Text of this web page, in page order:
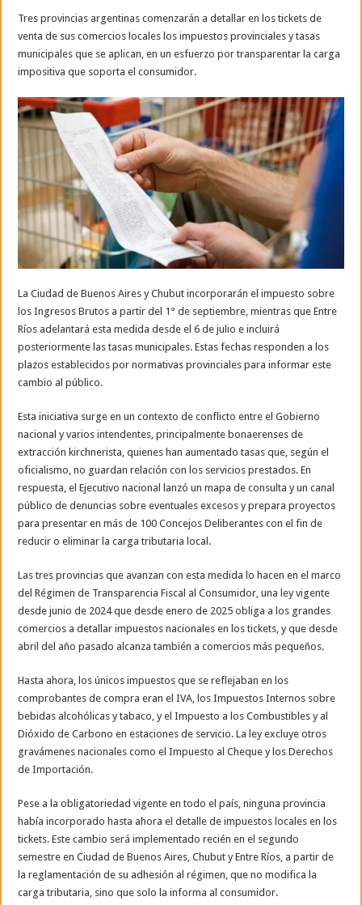
Tres provincias argentinas comenzarán a detallar en los tickets de
venta de sus comercios locales los impuestos provinciales y tasas
municipales que se aplican, en un esfuerzo por transparentar la carga
impositiva que soporta el consumidor.
La Ciudad de Buenos Aires y Chubut incorporarán el impuesto sobre
los Ingresos Brutos a partir del 1° de septiembre, mientras que Entre
Ríos adelantará esta medida desde el 6 de julio e incluirá
posteriormente las tasas municipales. Estas fechas responden a los
plazos establecidos por normativas provinciales para informar este
cambio al público.
Esta iniciativa surge en un contexto de conflicto entre el Gobierno
nacional y varios intendentes, principalmente bonaerenses de
extracción kirchnerista, quienes han aumentado tasas que, según el
oficialismo, no guardan relación con los servicios prestados. En
respuesta, el Ejecutivo nacional lanzó un mapa de consulta y un canal
público de denuncias sobre eventuales excesos y prepara proyectos
para presentar en más de 100 Concejos Deliberantes con el fin de
reducir o eliminar la carga tributaria local.
Las tres provincias que avanzan con esta medida lo hacen en el marco
del Régimen de Transparencia Fiscal al Consumidor, una ley vigente
desde junio de 2024 que desde enero de 2025 obliga a los grandes
comercios a detallar impuestos nacionales en los tickets, y que desde
abril del año pasado alcanza también a comercios más pequeños.
Hasta ahora, los únicos impuestos que se reflejaban en los
comprobantes de compra eran el IVA, los Impuestos Internos sobre
bebidas alcohólicas y tabaco, y el Impuesto a los Combustibles y al
Dióxido de Carbono en estaciones de servicio. La ley excluye otros
gravámenes nacionales como el Impuesto al Cheque y los Derechos
de Importación.
Pese a la obligatoriedad vigente en todo el país, ninguna provincia
había incorporado hasta ahora el detalle de impuestos locales en los
tickets. Este cambio será implementado recién en el segundo
semestre en Ciudad de Buenos Aires, Chubut y Entre Ríos, a partir de
la reglamentación de su adhesión al régimen, que no modifica la
carga tributaria, sino que solo la informa al consumidor.